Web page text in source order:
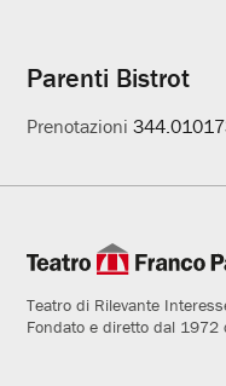
Parenti Bistrot
Prenotazioni
Teatro di Rilevante
Fondato e diretto dal 1972